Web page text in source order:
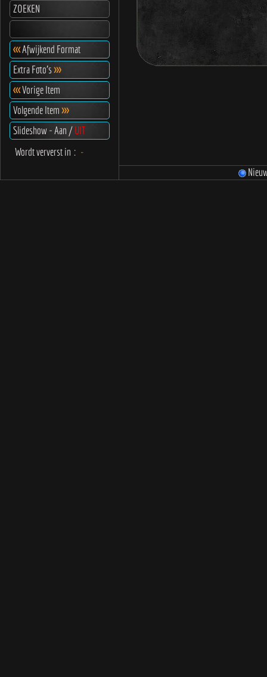
ZOEKEN
<<<Afwijkend Format
Extra Foto's>>>
<<<Vorige Item
Volgende Item>>>
Slideshow - Aan /UIT
Wordt ververst in : -